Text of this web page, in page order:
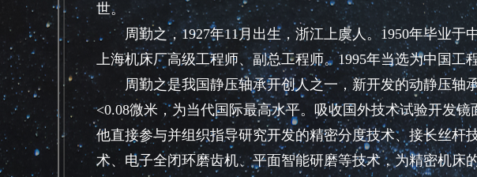
世。
周勤之，1927年11月出生，浙江上虞人。1950年毕业于
上海机床厂高级工程师、副总工程师。1995年当选为中国工
周勤之是我国静压轴承开创人之一，新开发的动静压轴
<0.08微米，为当代国际最高水平。吸收国外技术试验开发镜
他直接参与并组织指导研究开发的精密分度技术、接长丝杆
术、电子全闭环磨齿机、平面智能研磨等技术，为精密机床